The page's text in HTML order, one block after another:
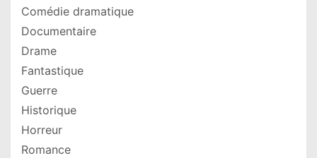
Comédie dramatique
Documentaire
Drame
Fantastique
Guerre
Historique
Horreur
Romance